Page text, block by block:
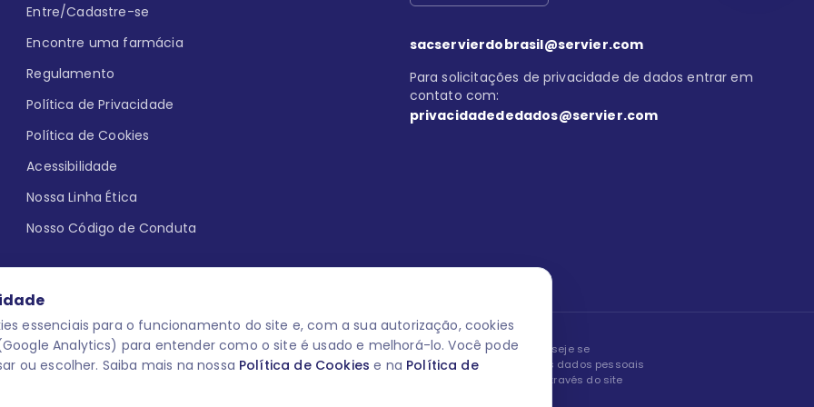
essenciais para o funcionamento do site e, com a sua autorização, cookies
Analytics) para entender como o site é usado e melhorá-lo. Você pode
ou escolher. Saiba mais na nossa Política de Cookies e na Política de
Entre/Cadastre-se
Encontre uma farmácia
Regulamento
Política de Privacidade
Política de Cookies
Acessibilidade
Nossa Linha Ética
Nosso Código de Conduta
sacservierdobrasil@servier.com
Para solicitações de privacidade de dados entrar em
contato com:
privacidadededados@servier.com
aqui uma reação adversa com
para o público leigo e para os
medicamentos. M-AS ONE-
O laboratório Servier do Brasil respeita os seus dados! Caso deseje se
descredenciar do Programa e apagar, editar ou corrigir os seus dados pessoais
você pode fazê-lo a qualquer momento entrando em contato através do site